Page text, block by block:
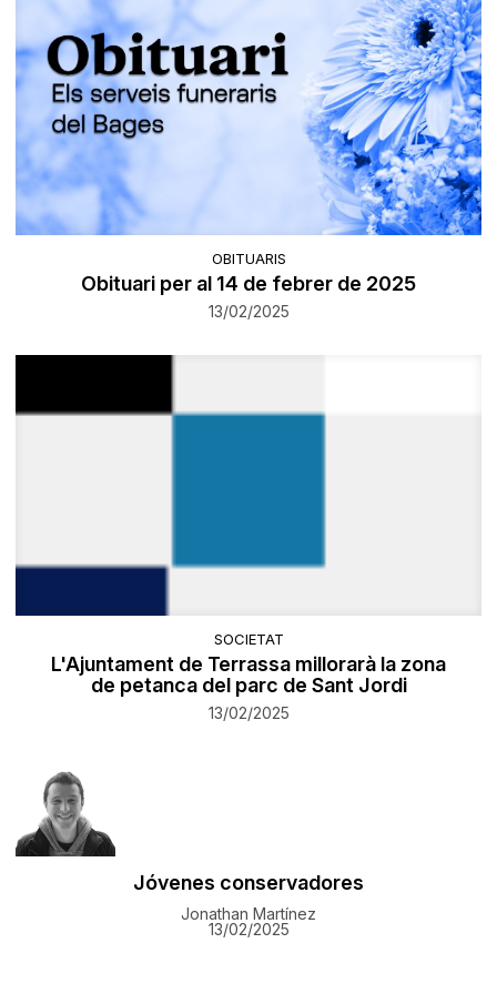
OBITUARIS
Obituari per al 14 de febrer de 2025
13/02/2025
SOCIETAT
L'Ajuntament de Terrassa millorarà la zona
de petanca del parc de Sant Jordi
13/02/2025
Jóvenes conservadores
Jonathan Martínez
13/02/2025